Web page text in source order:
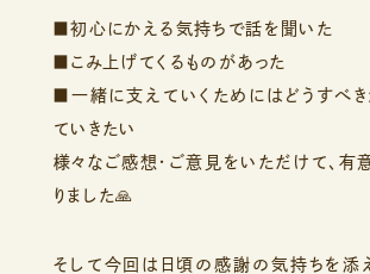
■初心にかえる気持ちで話を聞いた
■こみ上げてくるものがあった
■一緒に支えていくためにはどうすべ
ていきたい
様々なご感想・ご意見をいただけて、有
りました🙏
そして今回は日頃の感謝の気持ちを添